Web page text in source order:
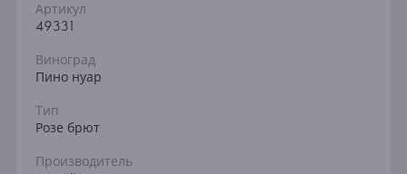
Артикул
49331
Виноград
Пино нуар
Тип
Розе брют
Производитель